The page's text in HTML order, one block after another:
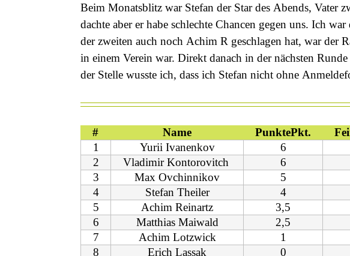
Beim Monatsblitz war Stefan der Star des Abends, Vater
dachte aber er habe schlechte Chancen gegen uns. Ich
der zweiten auch noch Achim R geschlagen hat, war der
in einem Verein war. Direkt danach in der nächsten
der Stelle wusste ich, dass ich Stefan nicht ohne
# Name PunktePkt.
1
Yurii Ivanenkov 6
2
Vladimir Kontorovitch 6
3
Max Ovchinnikov 5
4
Stefan Theiler 4
5
Achim Reinartz 3,5
6
Matthias Maiwald 2,5
7
Achim Lotzwick 1
8
Erich Lassak 0